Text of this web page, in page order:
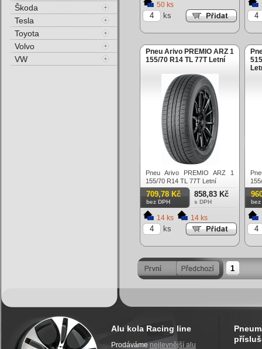
50 ks
ks
Pneu Arivo PREMIO ARZ 1
155/70 R14 TL 77T Letní
Pneu Arivo PREMIO ARZ 1
155/70 R14 TL 77T Letní
709,78 Kč
bez DPH
858,83 Kč
s DPH
14 ks 14 ks
ks
bez
1
Škoda
Tesla
Toyota
Volvo
VW
Alu kola Racing line
Prodáváme nejlevnější alu